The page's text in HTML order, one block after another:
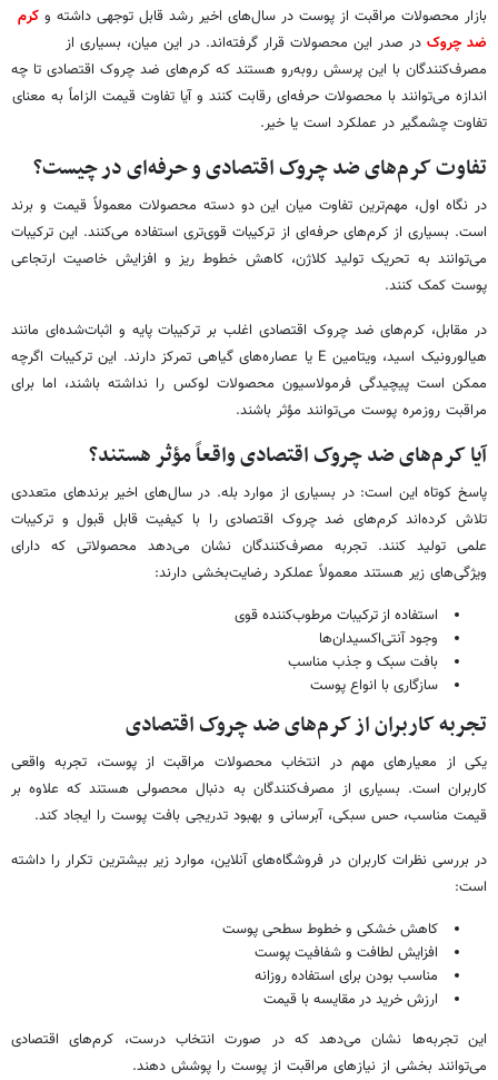
بازار محصولات مراقبت از پوست در سال‌های اخیر رشد قابل توجهی داشته و کرم
ضد چروک در صدر این محصولات قرار گرفته‌اند. در این میان، بسیاری از
مصرف‌کنندگان با این پرسش روبه‌رو هستند که کرم‌های ضد چروک اقتصادی تا چه
اندازه می‌توانند با محصولات حرفه‌ای رقابت کنند و آیا تفاوت قیمت الزاماً به معنای
تفاوت چشمگیر در عملکرد است یا خیر.
تفاوت کرم‌های ضد چروک اقتصادی و حرفه‌ای در چیست؟
در نگاه اول، مهم‌ترین تفاوت میان این دو دسته محصولات معمولاً قیمت و برند
است. بسیاری از کرم‌های حرفه‌ای از ترکیبات قوی‌تری استفاده می‌کنند. این ترکیبات
می‌توانند به تحریک تولید کلاژن، کاهش خطوط ریز و افزایش خاصیت ارتجاعی
پوست کمک کنند.
در مقابل، کرم‌های ضد چروک اقتصادی اغلب بر ترکیبات پایه و اثبات‌شده‌ای مانند
هیالورونیک اسید، ویتامین E یا عصاره‌های گیاهی تمرکز دارند. این ترکیبات اگرچه
ممکن است پیچیدگی فرمولاسیون محصولات لوکس را نداشته باشند، اما برای
مراقبت روزمره پوست می‌توانند مؤثر باشند.
آیا کرم‌های ضد چروک اقتصادی واقعاً مؤثر هستند؟
پاسخ کوتاه این است: در بسیاری از موارد بله. در سال‌های اخیر برندهای متعددی
تلاش کرده‌اند کرم‌های ضد چروک اقتصادی را با کیفیت قابل قبول و ترکیبات
علمی تولید کنند. تجربه مصرف‌کنندگان نشان می‌دهد محصولاتی که دارای
ویژگی‌های زیر هستند معمولاً عملکرد رضایت‌بخشی دارند:
استفاده از ترکیبات مرطوب‌کننده قوی
وجود آنتی‌اکسیدان‌ها
بافت سبک و جذب مناسب
سازگاری با انواع پوست
تجربه کاربران از کرم‌های ضد چروک اقتصادی
یکی از معیارهای مهم در انتخاب محصولات مراقبت از پوست، تجربه واقعی
کاربران است. بسیاری از مصرف‌کنندگان به دنبال محصولی هستند که علاوه بر
قیمت مناسب، حس سبکی، آبرسانی و بهبود تدریجی بافت پوست را ایجاد کند.
در بررسی نظرات کاربران در فروشگاه‌های آنلاین، موارد زیر بیشترین تکرار را داشته
است:
کاهش خشکی و خطوط سطحی پوست
افزایش لطافت و شفافیت پوست
مناسب بودن برای استفاده روزانه
ارزش خرید در مقایسه با قیمت
این تجربه‌ها نشان می‌دهد که در صورت انتخاب درست، کرم‌های اقتصادی
می‌توانند بخشی از نیازهای مراقبت از پوست را پوشش دهند.